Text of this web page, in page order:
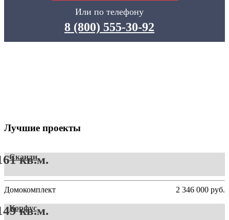
Или по телефону
8 (800) 555-30-92
Лучшие проекты
Сканди
кв.м.
Домокомплект 2 346 000 руб.
Корфус
кв.м.